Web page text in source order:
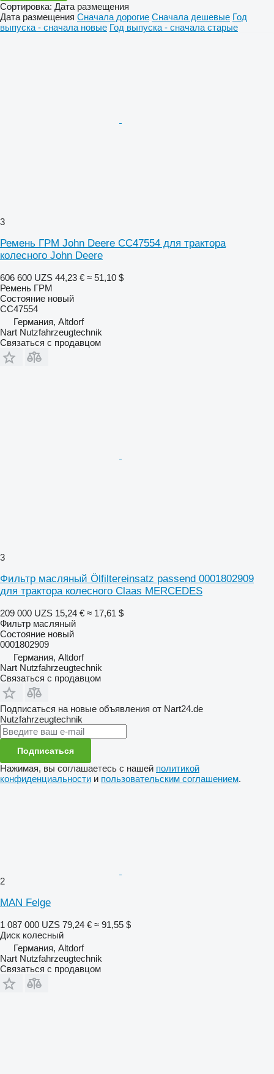
Сортировка: Дата размещения
Дата размещения Сначала дорогие Сначала дешевые Год
выпуска - сначала новые Год выпуска - сначала старые
3
Ремень ГРМ John Deere CC47554 для трактора
колесного John Deere
606 600 UZS 44,23 € ≈ 51,10 $
Ремень ГРМ
Состояние новый
CC47554
Германия, Altdorf
Nart Nutzfahrzeugtechnik
Связаться с продавцом
3
Фильтр масляный Ölfiltereinsatz passend 0001802909
для трактора колесного Claas MERCEDES
209 000 UZS 15,24 € ≈ 17,61 $
Фильтр масляный
Состояние новый
0001802909
Германия, Altdorf
Nart Nutzfahrzeugtechnik
Связаться с продавцом
Подписаться на новые объявления от Nart24.de
Nutzfahrzeugtechnik
Подписаться
Нажимая, вы соглашаетесь с нашей политикой
конфиденциальности и пользовательским соглашением.
2
MAN Felge
1 087 000 UZS 79,24 € ≈ 91,55 $
Диск колесный
Германия, Altdorf
Nart Nutzfahrzeugtechnik
Связаться с продавцом